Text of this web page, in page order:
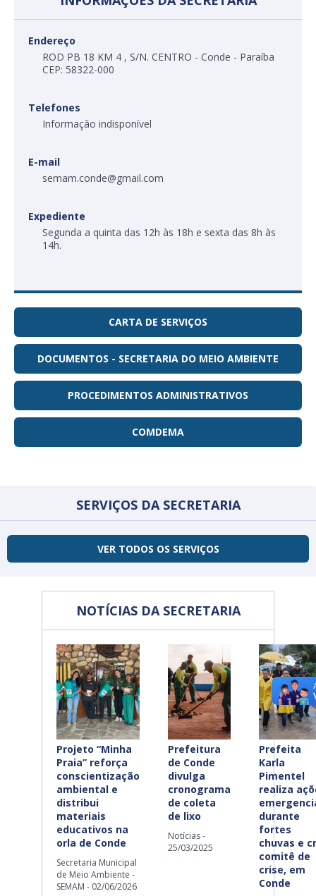
Endereço
ROD PB 18 KM 4 , S/N. CENTRO - Conde - Paraíba
CEP: 58322-000
Telefones
Informação indisponível
E-mail
semam.conde@gmail.com
Expediente
Segunda a quinta das 12h às 18h e sexta das 8h às
14h.
CARTA DE SERVIÇOS
DOCUMENTOS - SECRETARIA DO MEIO AMBIENTE
PROCEDIMENTOS ADMINISTRATIVOS
COMDEMA
SERVIÇOS DA SECRETARIA
VER TODOS OS SERVIÇOS
NOTÍCIAS DA SECRETARIA
Projeto “Minha
Praia” reforça
conscientização
ambiental e
distribui
materiais
educativos na
orla de Conde
Secretaria Municipal
de Meio Ambiente -
SEMAM - 02/06/2026
Prefeitura
de Conde
divulga
cronograma
de coleta
de lixo
Notícias -
25/03/2025
Prefeita
Karla
Pimentel
realiza
durante
fortes
chuvas e
comitê de
crise, em
Conde